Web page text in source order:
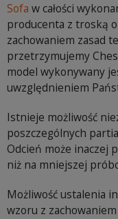
Sofa w całości
producenta z troską
zachowaniem zasad
przetrzymujemy
model wykonywany
uwzględnieniem
Istnieje możliwość
poszczególnych
Odcień może inaczej
niż na mniejszej
Możliwość ustalenia
wzoru z